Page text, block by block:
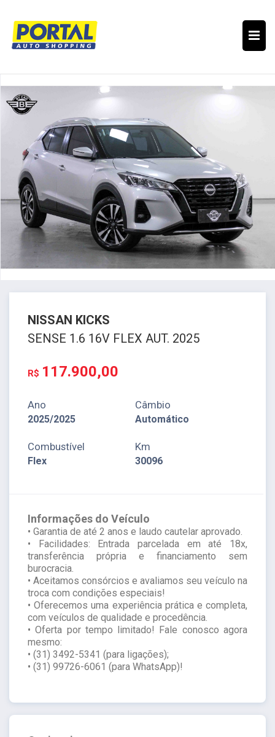
NISSAN KICKS
SENSE 1.6 16V FLEX AUT. 2025
R$ 117.900,00
Ano
2025/2025
Câmbio
Automático
Combustível
Flex
Km
30096
Informações do Veículo
• Garantia de até 2 anos e laudo cautelar aprovado.
• Facilidades: Entrada parcelada em até 18x,
transferência própria e financiamento sem
burocracia.
• Aceitamos consórcios e avaliamos seu veículo na
troca com condições especiais!
• Oferecemos uma experiência prática e completa,
com veículos de qualidade e procedência.
• Oferta por tempo limitado! Fale conosco agora
mesmo:
• (31) 3492-5341 (para ligações);
• (31) 99726-6061 (para WhatsApp)!